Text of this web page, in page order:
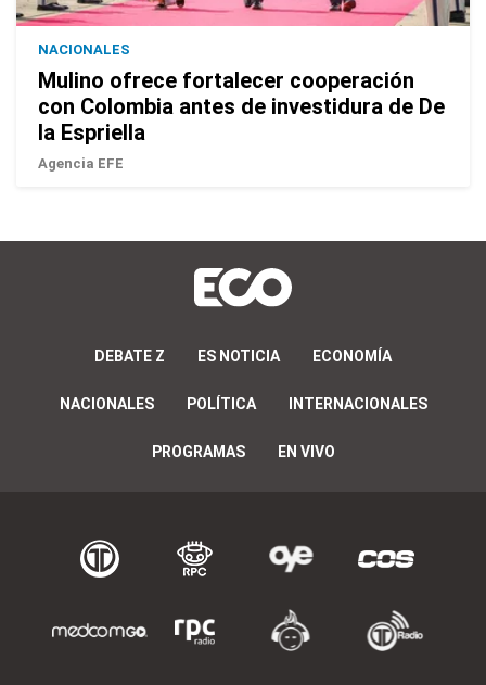
NACIONALES
Mulino ofrece fortalecer cooperación
con Colombia antes de investidura de De
la Espriella
Agencia EFE
DEBATE Z ES NOTICIA ECONOMÍA
NACIONALES POLÍTICA INTERNACIONALES
PROGRAMAS EN VIVO